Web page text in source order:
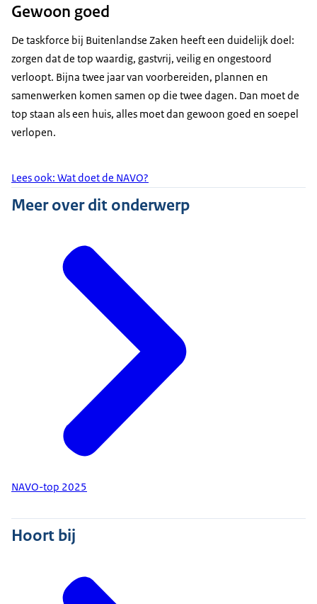
Gewoon goed
De taskforce bij Buitenlandse Zaken heeft een duidelijk doel:
zorgen dat de top waardig, gastvrij, veilig en ongestoord
verloopt. Bijna twee jaar van voorbereiden, plannen en
samenwerken komen samen op die twee dagen. Dan moet de
top staan als een huis, alles moet dan gewoon goed en soepel
verlopen.
Lees ook: Wat doet de NAVO?
Meer over dit onderwerp
NAVO-top 2025
Hoort bij